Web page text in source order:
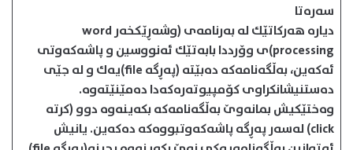
سه‌ره‌تا
دیاره‌ هه‌ركاتێك له‌ به‌رنامه‌ی (وشه‌ڕێكخه‌ر word
processing)ی وۆرددا بابه‌تێك ئه‌نووسین و پاشه‌كه‌وتی
ئه‌كه‌ین، به‌ڵگه‌نامه‌كه‌ ده‌بێته‌ (په‌ڕگه‌ file)یه‌ك و له جێی
ده‌ستنیشانكراوی كۆمپیوته‌ره‌كه‌دا ده‌مێنێته‌وه‌.
وه‌ختێكیش بمانه‌وێ به‌ڵگه‌نامه‌كه‌ بكه‌ینه‌وه‌ دوو (كرته‌
click) له‌سه‌ر په‌ڕگه‌ پاشه‌كه‌وتبووه‌كه‌ ده‌كه‌ین. یانیش